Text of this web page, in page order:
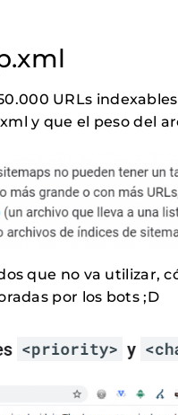
URLs
y que el peso del
que no va utilizar,
por los bots ;D